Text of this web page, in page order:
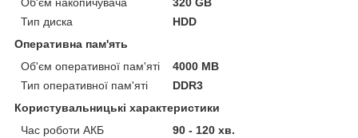
Тип диска
HDD
Оперативна пам'ять
Об'єм оперативної пам'яті
4000 MB
Тип оперативної пам'яті
DDR3
Користувальницькі характеристики
Час роботи АКБ
90 - 120 хв.